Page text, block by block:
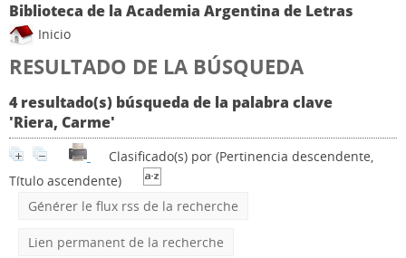
Biblioteca de la Academia Argentina de Letras
Inicio
RESULTADO DE LA BÚSQUEDA
4 resultado(s) búsqueda de la palabra clave
'Riera, Carme'
Clasificado(s) por (Pertinencia descendente,
Título ascendente)
Générer le flux rss de la recherche
Lien permanent de la recherche